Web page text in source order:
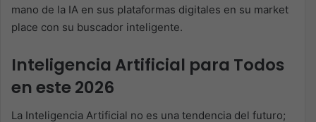
mano de la IA en sus plataformas digitales en su market
place con su buscador inteligente.
Inteligencia Artificial para Todos
en este 2026
La Inteligencia Artificial no es una tendencia del futuro;